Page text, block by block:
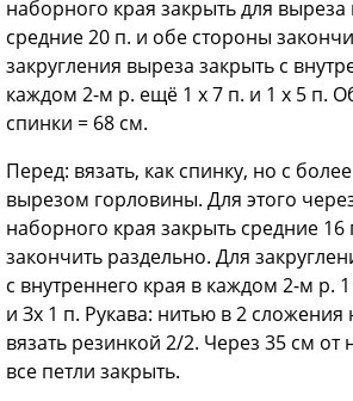
наборного края закрыть для
средние 20 п. и обе стороны
закругления выреза закрыть с
каждом 2-м р. ещё 1 х 7 п. и 1 х 5 п.
спинки = 68 см.
Перед: вязать, как спинку, но с
вырезом горловины. Для этого
наборного края закрыть средние
закончить раздельно. Для
с внутреннего края в каждом 2-м р.
и Зх 1 п. Рукава: нитью в 2 сложения
вязать резинкой 2/2. Через 35 см от
все петли закрыть.